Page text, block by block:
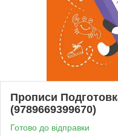
Прописи
(9789669399670)
Готово до відправки